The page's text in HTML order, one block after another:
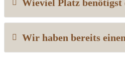
Wieviel Platz
Wir haben bereits